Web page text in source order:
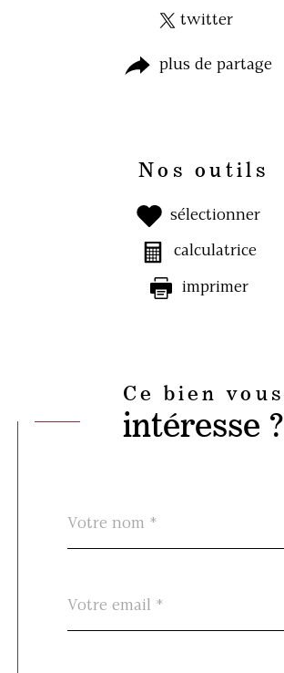
twitter
plus de partage
Nos outils
sélectionner
calculatrice
imprimer
Ce bien vous
intéresse ?
*
*